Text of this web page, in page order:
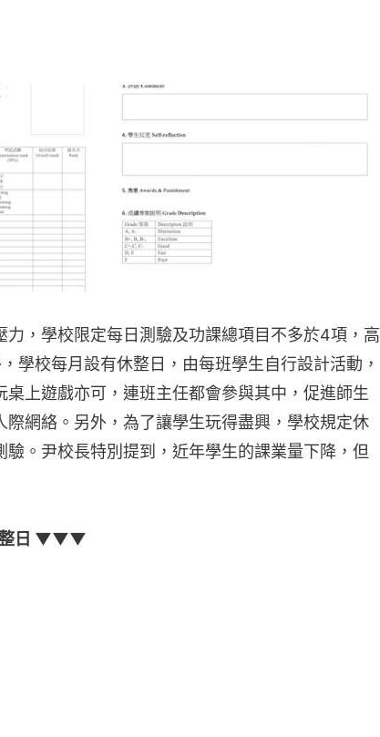
力，學校限定每日測驗及功課總項目不多於4項，高
學校每月設有休整日，由每班學生自行設計活動，
桌上遊戲亦可，連班主任都會參與其中，促進師生
際網絡。另外，為了讓學生玩得盡興，學校規定休
驗。尹校長特別提到，近年學生的課業量下降，但
整日 ▼▼▼